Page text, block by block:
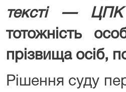
тексті — ЦПК
тотожність
прізвища осіб,
Рішення суду